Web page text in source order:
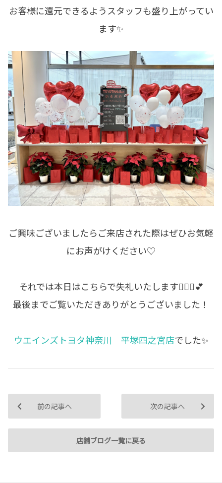
お客様に還元できるようスタッフも盛り上がってい
ます✨
ご興味ございましたらご来店された際はぜひお気軽
にお声がけください♡
それでは本日はこちらで失礼いたします🙇🏻‍♀️💕
最後までご覧いただきありがとうございました！
ウエインズトヨタ神奈川 平塚四之宮店でした✨
前の記事へ
店舗ブログ一覧に戻る
次の記事へ